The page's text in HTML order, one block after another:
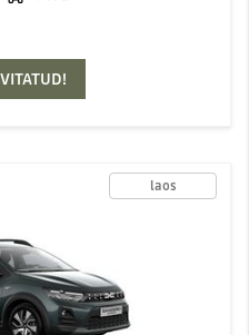
laos